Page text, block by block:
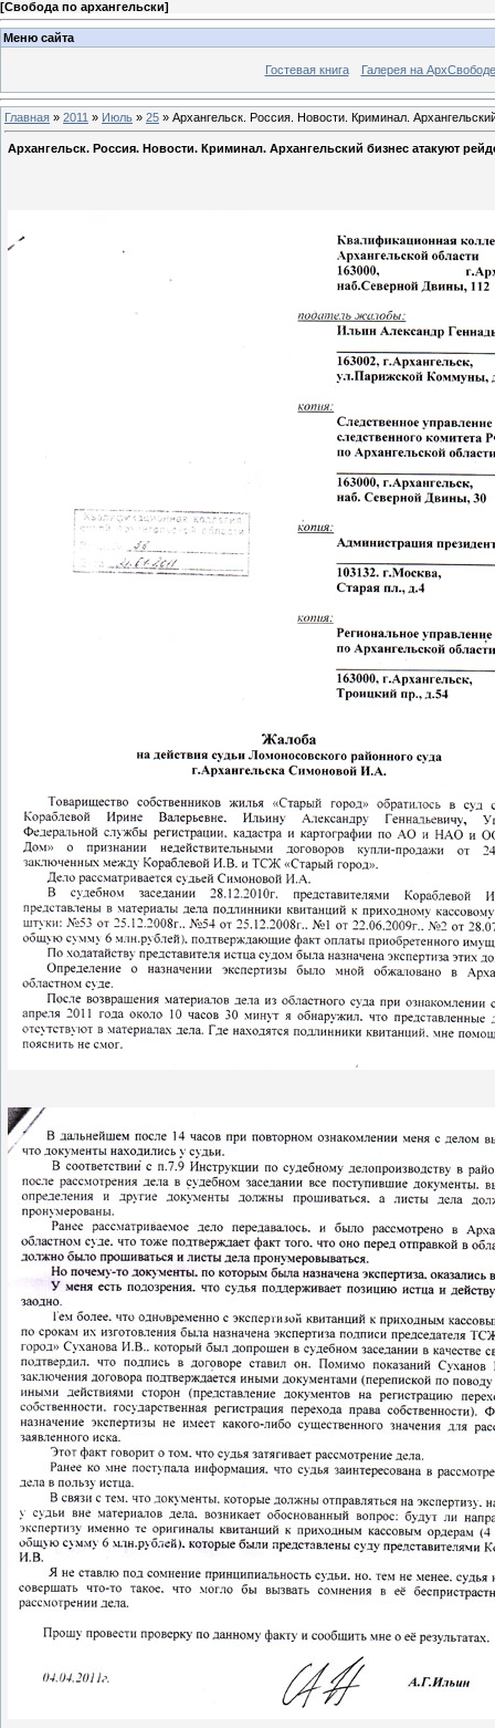
[Свобода по архангельски]
Меню сайта
Гостевая книга Галерея на АрхСвободе
Главная » 2011 » Июль » 25 » Архангельск. Россия. Новости. Криминал.
Архангельск. Россия. Новости. Криминал. Архангельский бизнес атакуют